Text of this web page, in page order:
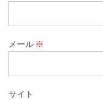
メール ※
サイト